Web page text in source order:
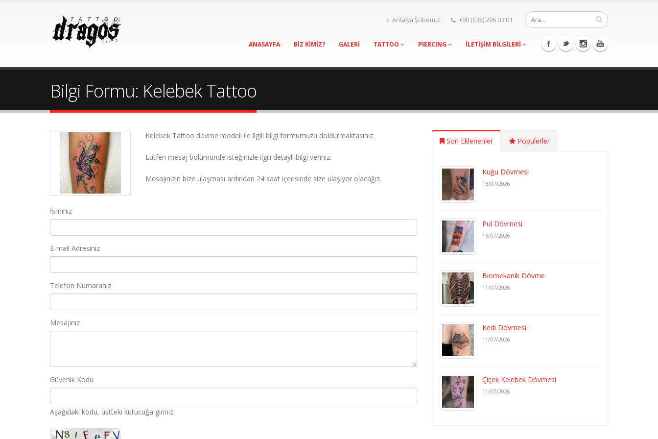
Antalya Şubemiz +90 (535) 296 03 01
ANASAYFA BİZ KİMİZ? GALERİ TATTOO PIERCING İLETİŞİM BİLGİLERİ
Bilgi Formu: Kelebek Tattoo
Kelebek Tattoo dövme modeli ile ilgili bilgi formumuzu doldurmaktasınız.
Lütfen mesaj bölümünde isteğinizle ilgili detaylı bilgi veriniz.
Mesajınızın bize ulaşması ardından 24 saat içerisinde size ulaşıyor olacağız.
İsminiz
E-mail Adresiniz
Telefon Numaranız
Mesajınız
Güvenik Kodu
Aşağıdaki kodu, üstteki kutucuğa giriniz:
Son Eklenenler Popülerler
Kuğu Dövmesi
18/07/2026
Pul Dövmesi
18/07/2026
Biomekanik Dövme
11/07/2026
Kedi Dövmesi
11/07/2026
Çiçek Kelebek Dövmesi
11/07/2026